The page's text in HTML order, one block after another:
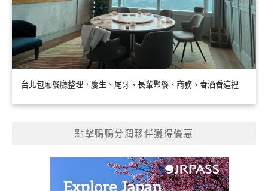
台北包廂餐廳整理，慶生、尾牙、長輩聚餐、商務、春酒看這裡
點擊鴨鴨分潤夥伴獲得優惠